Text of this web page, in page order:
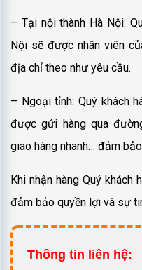
– Tại nội thành Hà Nội:
Nội sẽ được nhân viên
địa chỉ theo như yêu cầu.
– Ngoại tỉnh: Quý khách
được gửi hàng qua
giao hàng nhanh… đảm
Khi nhận hàng Quý khách
đảm bảo quyền lợi và sự
Thông tin liên hệ: